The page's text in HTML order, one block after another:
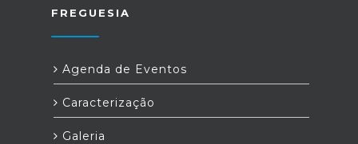
FREGUESIA
Agenda de Eventos
Caracterização
Galeria